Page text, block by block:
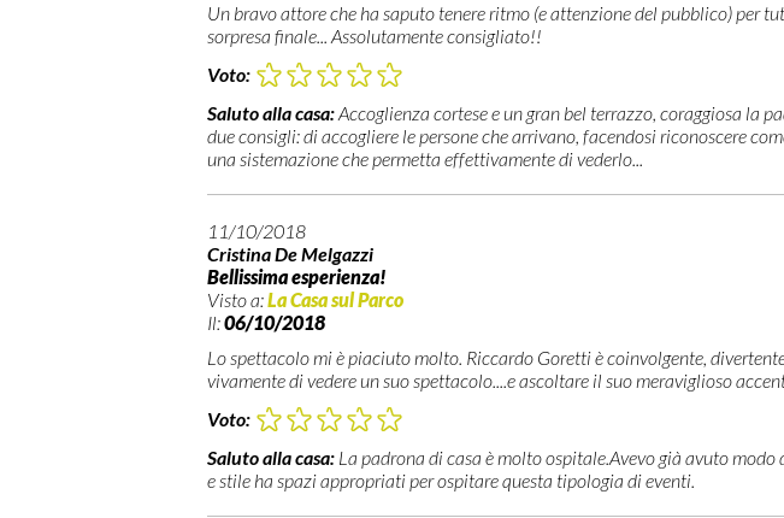
Un bravo attore che ha saputo tenere ritmo (e attenzione del pubblico) per
sorpresa finale... Assolutamente consigliato!!
Voto:
Saluto alla casa:Accoglienza cortese e un gran bel terrazzo, coraggiosa la
due consigli: di accogliere le persone che arrivano, facendosi riconoscere
una sistemazione che permetta effettivamente di vederlo...
11/10/2018
Cristina De Melgazzi
Bellissima esperienza!
Visto a:La Casa sul Parco
Il:06/10/2018
Lo spettacolo mi è piaciuto molto. Riccardo Goretti è coinvolgente,
vivamente di vedere un suo spettacolo....e ascoltare il suo meraviglioso
Voto:
Saluto alla casa: La padrona di casa è molto ospitale.Avevo già avuto
e stile ha spazi appropriati per ospitare questa tipologia di eventi.